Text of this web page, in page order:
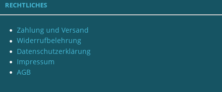
RECHTLICHES
Zahlung und Versand
Widerrufbelehrung
Datenschutzerklärung
Impressum
AGB